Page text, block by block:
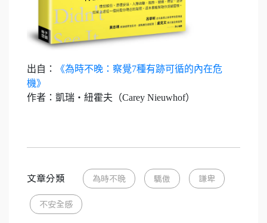
出自：
《為時不晚：察覺7種有跡可循的內在危
機》
作者：凱瑞・紐霍夫（Carey Nieuwhof）
文章分類 為時不晚 驕傲 謙卑
不安全感